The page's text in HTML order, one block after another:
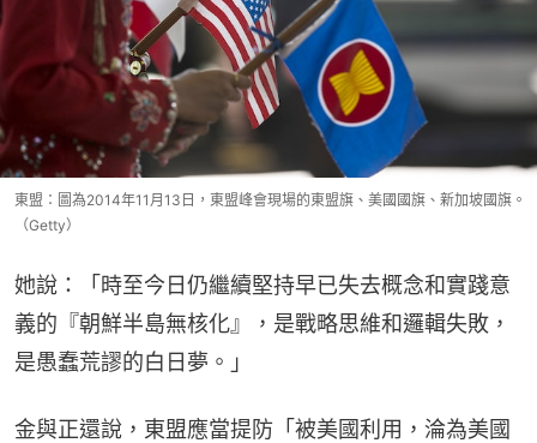
東盟：圖為2014年11月13日，東盟峰會現場的東盟旗、美國國旗、新加坡國旗。
（Getty）
她說：「時至今日仍繼續堅持早已失去概念和實踐意
義的『朝鮮半島無核化』，是戰略思維和邏輯失敗，
是愚蠢荒謬的白日夢。」
金與正還說，東盟應當提防「被美國利用，淪為美國